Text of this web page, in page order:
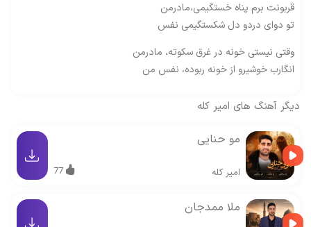
قربونت برم پناه خستگیمی،مادرمن
تو دوای دردو دل شکستگیمی نفس
وقتی نیستی خونه در غرق سکوته، مادرمن
انگارب خوشیرو از خونه ربوده، نفس من
دیگر آهنگ های امیر کله
مو حنایی
امیر کله 77
ملا ممدجان